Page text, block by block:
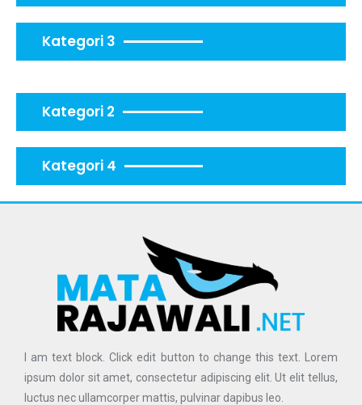
Kategori 3
Kategori 2
Kategori 4
I am text block. Click edit button to change this text. Lorem
ipsum dolor sit amet, consectetur adipiscing elit. Ut elit tellus,
luctus nec ullamcorper mattis, pulvinar dapibus leo.